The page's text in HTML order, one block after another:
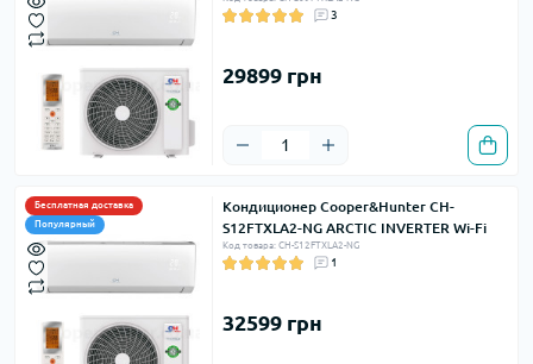
3
29899 грн
Бесплатная доставка
Популярный
Кондиционер Cooper&Hunter CH-
S12FTXLA2-NG ARCTIC INVERTER Wi-Fi
Код товара: CH-S12FTXLA2-NG
1
32599 грн